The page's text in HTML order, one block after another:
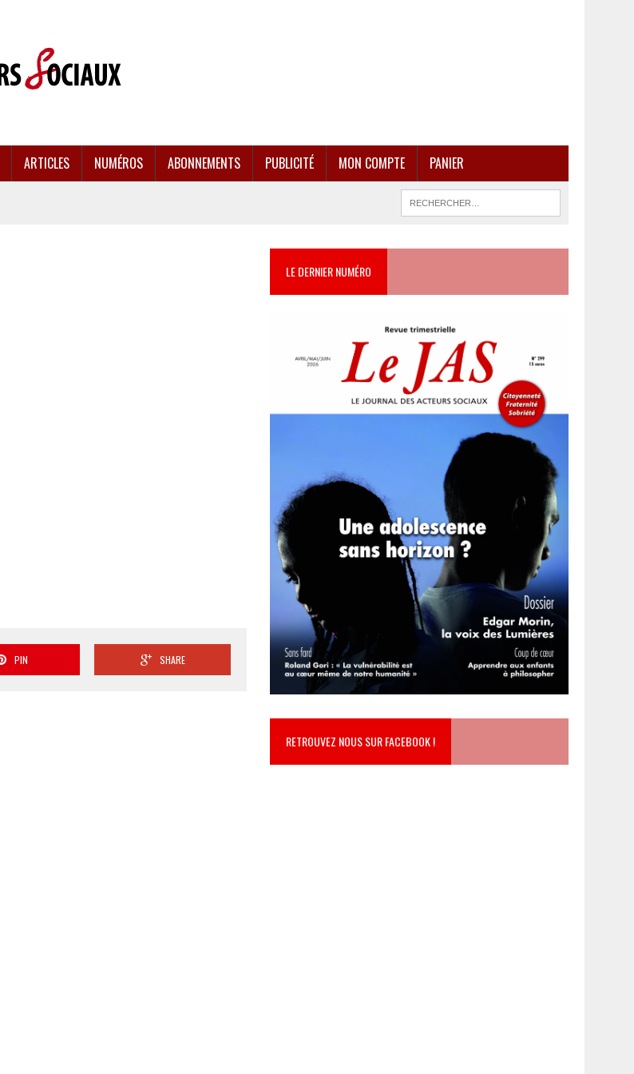
ARTICLES NUMÉROS ABONNEMENTS PUBLICITÉ MON COMPTE PANIER
PIN SHARE
LE DERNIER NUMÉRO
RETROUVEZ NOUS SUR FACEBOOK !